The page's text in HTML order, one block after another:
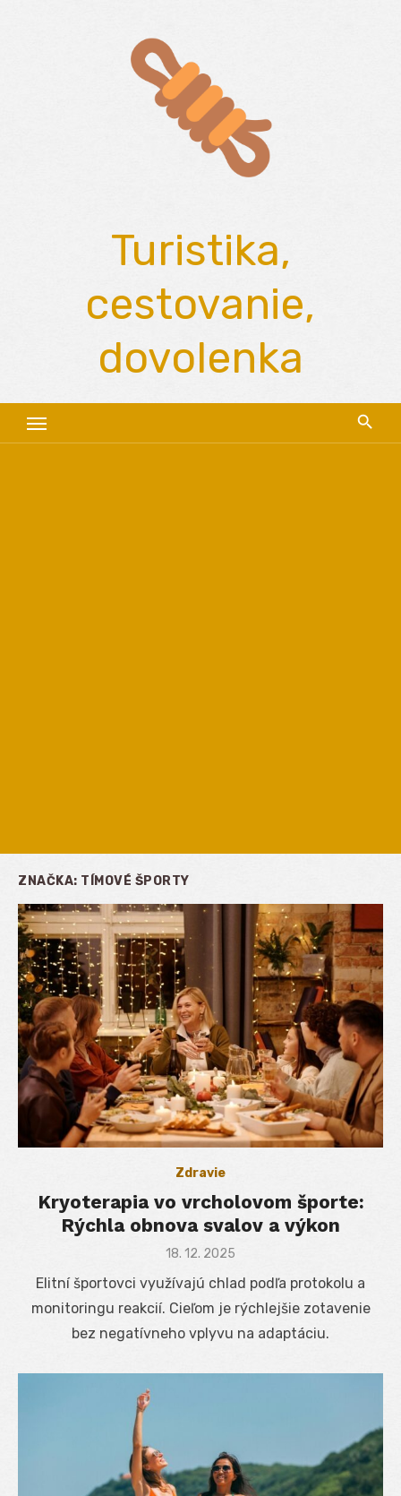
Turistika,
cestovanie,
dovolenka
ZNAČKA: TÍMOVÉ ŠPORTY
Zdravie
Kryoterapia vo vrcholovom športe:
Rýchla obnova svalov a výkon
Posted
18. 12. 2025
Elitní športovci využívajú chlad podľa protokolu a
monitoringu reakcií. Cieľom je rýchlejšie zotavenie
bez negatívneho vplyvu na adaptáciu.